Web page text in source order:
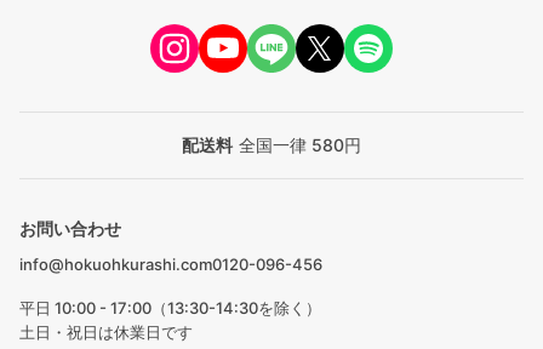
配送料 全国一律 580円
お問い合わせ
info@hokuohkurashi.com0120-096-456
平日 10:00 - 17:00（13:30-14:30を除く）
土日・祝日は休業日です